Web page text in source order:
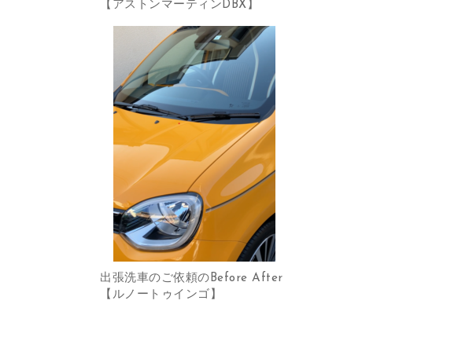
【アストンマーティンDBX】
出張洗車のご依頼のBefore After
【ルノートゥインゴ】